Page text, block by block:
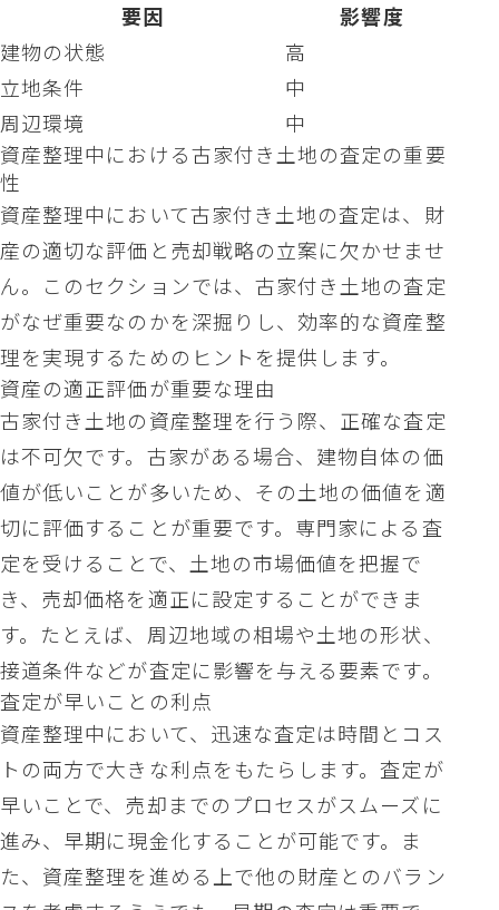
要因
影響度
建物の状態
高
立地条件
中
周辺環境
中
資産整理中における古家付き土地の査定の重要
性
資産整理中において古家付き土地の査定は、財
産の適切な評価と売却戦略の立案に欠かせませ
ん。このセクションでは、古家付き土地の査定
がなぜ重要なのかを深掘りし、効率的な資産整
理を実現するためのヒントを提供します。
資産の適正評価が重要な理由
古家付き土地の資産整理を行う際、正確な査定
は不可欠です。古家がある場合、建物自体の価
値が低いことが多いため、その土地の価値を適
切に評価することが重要です。専門家による査
定を受けることで、土地の市場価値を把握で
き、売却価格を適正に設定することができま
す。たとえば、周辺地域の相場や土地の形状、
接道条件などが査定に影響を与える要素です。
査定が早いことの利点
資産整理中において、迅速な査定は時間とコス
トの両方で大きな利点をもたらします。査定が
早いことで、売却までのプロセスがスムーズに
進み、早期に現金化することが可能です。ま
た、資産整理を進める上で他の財産とのバラン